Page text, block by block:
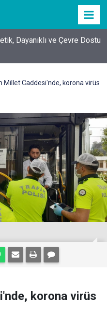
Dayanıklı ve Çevre Dostu
Millet Caddesi'nde, korona virüs
korona virüs